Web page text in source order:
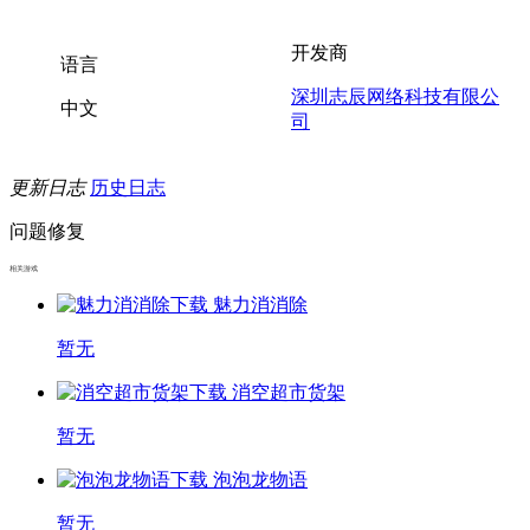
语言
中文
开发商
深圳志辰网络科技有限公
司
更新日志 历史日志
问题修复
相关游戏
魅力消消除
暂无
消空超市货架
暂无
泡泡龙物语
暂无